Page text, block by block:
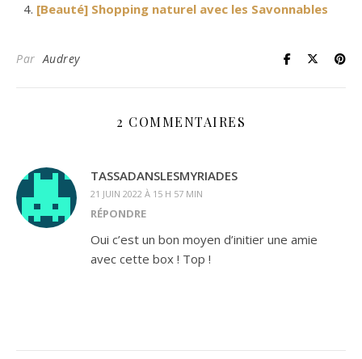
[Beauté] Shopping naturel avec les Savonnables
ParAudrey
2 COMMENTAIRES
TASSADANSLESMYRIADES
21 JUIN 2022 À 15 H 57 MIN
RÉPONDRE
Oui c’est un bon moyen d’initier une amie
avec cette box ! Top !